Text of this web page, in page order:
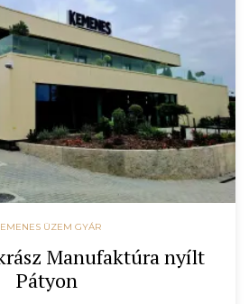
ÜZEM GYÁR
Manufaktúra nyílt
Pátyon